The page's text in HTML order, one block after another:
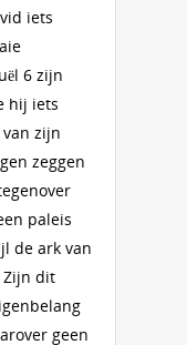
iets
6 zijn
hij iets
zijn
zeggen
paleis
de ark van
Zijn dit
geen